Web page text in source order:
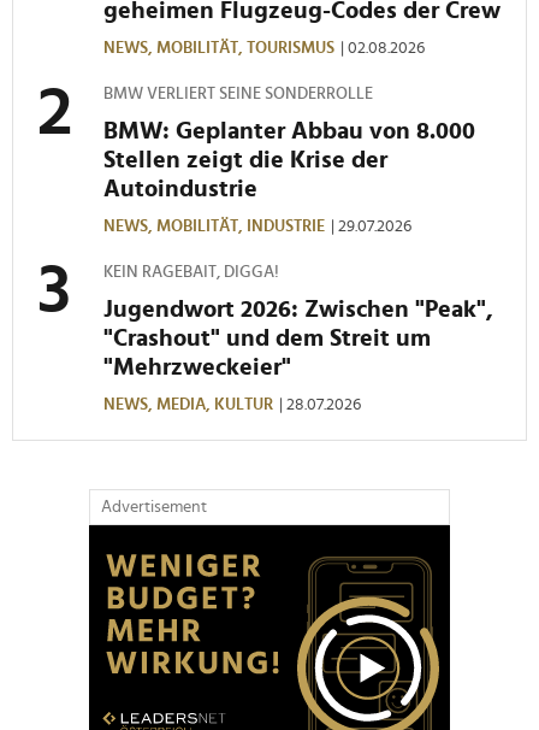
Wir verwenden Cookies, um Inhalte und Anzeigen zu
personalisieren, Funktionen für soziale Medien anbieten
analysieren. Außerdem geben wir Informationen zu Ihrer
Verwendung unserer Website an unsere Partner für
soziale Medien, Werbung und Analysen weiter. Unsere
Partner führen diese Informationen möglicherweise mit
weiteren Daten zusammen, die Sie ihnen bereitgestellt
gesammelt haben.
geheimen Flugzeug-Codes der Crew
NEWS, MOBILITÄT, TOURISMUS | 02.08.2026
BMW VERLIERT SEINE SONDERROLLE
BMW: Geplanter Abbau von 8.000
Stellen zeigt die Krise der
Autoindustrie
NEWS, MOBILITÄT, INDUSTRIE | 29.07.2026
KEIN RAGEBAIT, DIGGA!
Jugendwort 2026: Zwischen "Peak",
"Crashout" und dem Streit um
"Mehrzweckeier"
NEWS, MEDIA, KULTUR | 28.07.2026
Advertisement